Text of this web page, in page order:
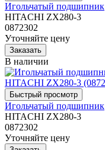
Игольчатый подшипник
HITACHI ZX280-3
0872302
Уточняйте цену
В наличии
Игольчатый подшипник
HITACHI ZX280-3
0872302
Уточняйте цену